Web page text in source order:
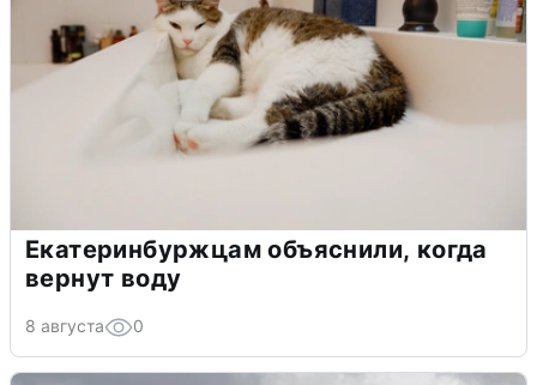
Екатеринбуржцам объяснили, когда
вернут воду
8 августа 0